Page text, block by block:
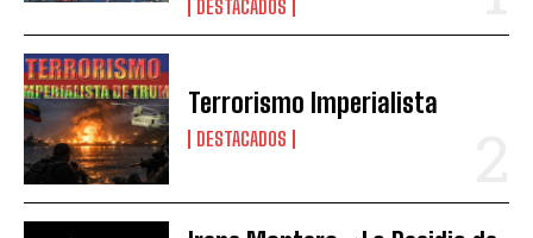
DESTACADOS
Terrorismo Imperialista
DESTACADOS